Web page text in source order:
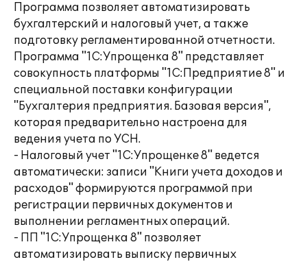
Программа позволяет автоматизировать
бухгалтерский и налоговый учет, а также
подготовку регламентированной отчетности.
Программа "1С:Упрощенка 8" представляет
совокупность платформы "1С:Предприятие 8" и
специальной поставки конфигурации
"Бухгалтерия предприятия. Базовая версия",
которая предварительно настроена для
ведения учета по УСН.
- Налоговый учет "1С:Упрощенке 8" ведется
автоматически: записи "Книги учета доходов и
расходов" формируются программой при
регистрации первичных документов и
выполнении регламентных операций.
- ПП "1С:Упрощенка 8" позволяет
автоматизировать выписку первичных